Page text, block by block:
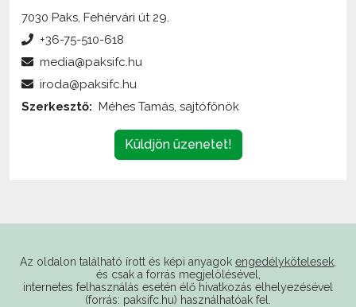
7030 Paks, Fehérvári út 29.
+36-75-510-618
media@paksifc.hu
iroda@paksifc.hu
Szerkesztő: Méhes Tamás, sajtófőnök
Küldjön üzenetet!
Az oldalon található írott és képi anyagok engedélykötelesek
és csak a forrás megjelölésével,
internetes felhasználás esetén élő hivatkozás elhelyezésével
(forrás: paksifc.hu) használhatóak fel.